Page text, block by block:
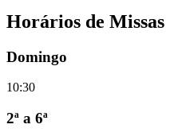
Horários de Missas
Domingo
10:30
2ª a 6ª